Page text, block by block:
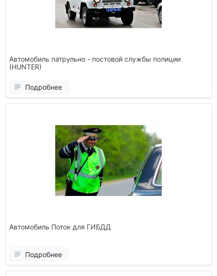
Автомобиль патрульно - постовой службы полиции
(HUNTER)
Подробнее
Автомобиль Поток для ГИБДД
Подробнее